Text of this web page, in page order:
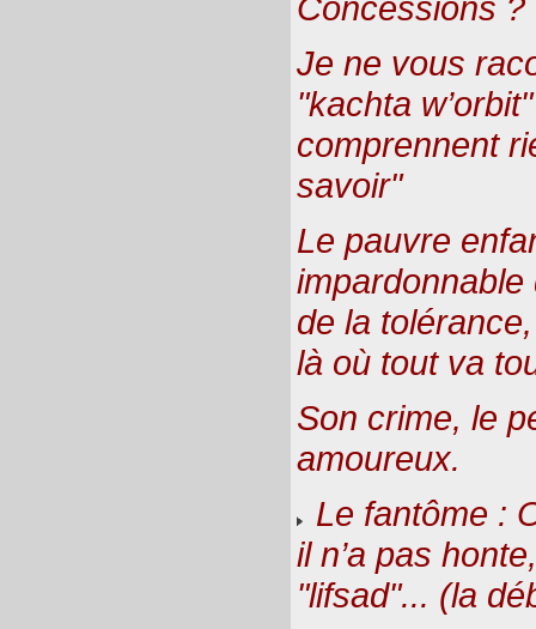
Concessions ?
Je ne vous
"kachta
comprennent
savoir"
Le pauvre
de la
là où tout va
Son crime, le
amoureux.
Le fantôme :
il n’a pas
"lifsad"... (la